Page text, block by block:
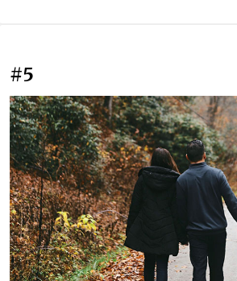
#5